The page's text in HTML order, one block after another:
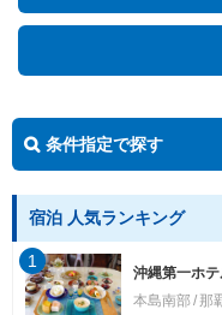
条件指定で探す
宿泊 人気ランキング
沖縄第一ホ
本島南部
那
1